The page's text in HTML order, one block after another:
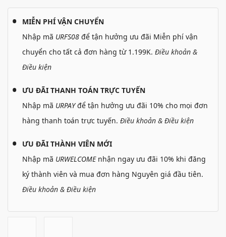
MIỄN PHÍ VẬN CHUYỂN
Nhập mã URFS08 để tận hưởng ưu đãi Miễn phí vận
chuyển cho tất cả đơn hàng từ 1.199K. Điều khoản &
Điều kiện
ƯU ĐÃI THANH TOÁN TRỰC TUYẾN
Nhập mã URPAYđể tận hưởng ưu đãi 10% cho mọi đơn
hàng thanh toán trực tuyến. Điều khoản & Điều kiện
ƯU ĐÃI THÀNH VIÊN MỚI
Nhập mã URWELCOMEnhận ngay ưu đãi 10% khi đăng
ký thành viên và mua đơn hàng Nguyên giá đầu tiên.
Điều khoản & Điều kiện